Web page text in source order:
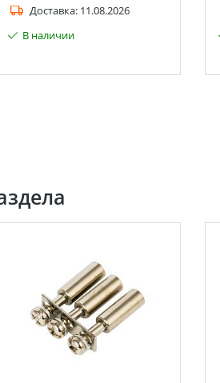
Доставка: 11.08.2026
В наличии